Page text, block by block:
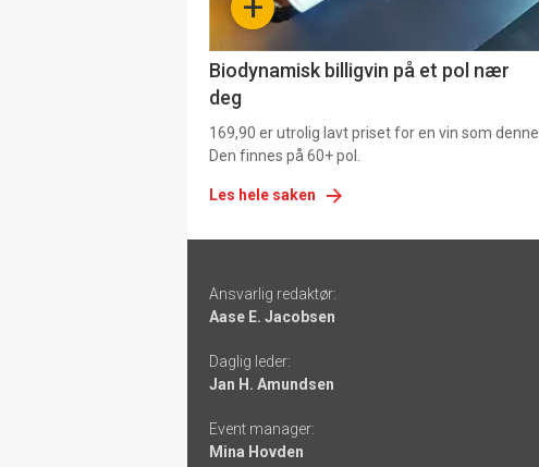
Biodynamisk billigvin på et pol nær
deg
169,90 er utrolig lavt priset for en vin som denne.
Den finnes på 60+ pol.
Les hele saken
-
links
Ansvarlig redaktør:
Aase E. Jacobsen
Daglig leder:
Jan H. Amundsen
Event manager:
Mina Hovden